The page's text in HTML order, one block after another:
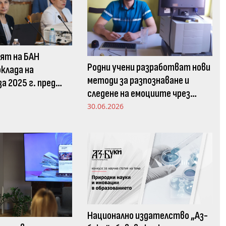
на БАН
на
2025 г. пред
Родни учени разработват нови
методи за разпознаване и
следене на емоциите чрез
движенията в погледа
30.06.2026
Национално издателство „Аз-